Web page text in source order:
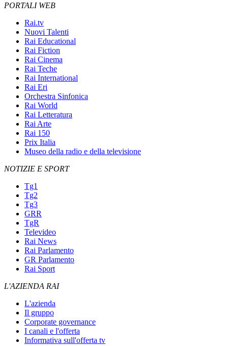
PORTALI WEB
Rai.tv
Nuovi Talenti
Rai Educational
Rai Fiction
Rai Cinema
Rai Teche
Rai International
Rai Eri
Orchestra Sinfonica
Rai World
Rai Letteratura
Rai Arte
Rai 150
Prix Italia
Museo della radio e della televisione
NOTIZIE E SPORT
Tg1
Tg2
Tg3
GRR
TgR
Televideo
Rai News
Rai Parlamento
GR Parlamento
Rai Sport
L'AZIENDA RAI
L'azienda
Il gruppo
Corporate governance
I canali e l'offerta
Informativa sull'offerta tv